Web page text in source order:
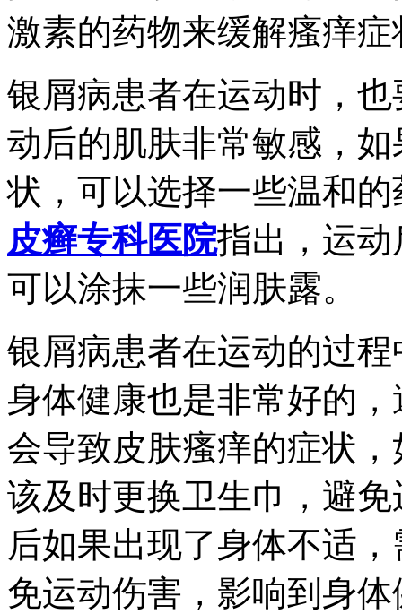
激素的药物来缓解瘙痒
银屑病患者在运动时，
动后的肌肤非常敏感，
状，可以选择一些温和
皮癣专科医院指出，运
可以涂抹一些润肤露。
银屑病患者在运动的过
身体健康也是非常好的
会导致皮肤瘙痒的症状
该及时更换卫生巾，避
后如果出现了身体不适
免运动伤害，影响到身体